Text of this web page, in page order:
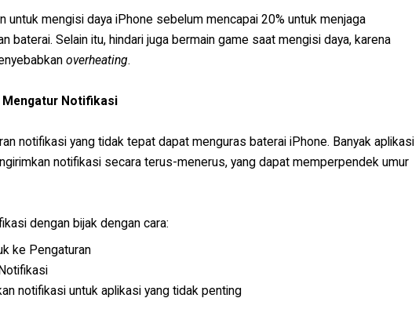
untuk mengisi daya iPhone sebelum mencapai 20% untuk menjaga
baterai. Selain itu, hindari juga bermain game saat mengisi daya, karena
overheating.
Mengatur Notifikasi
notifikasi yang tidak tepat dapat menguras baterai iPhone. Banyak aplikasi
notifikasi secara terus-menerus, yang dapat memperpendek umur
dengan bijak dengan cara:
ke Pengaturan
notifikasi untuk aplikasi yang tidak penting